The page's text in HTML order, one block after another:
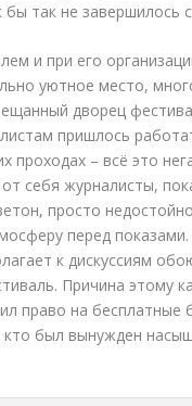
так не завершилось
и при его
уютное место,
дворец
пришлось
проходах – всё это
себя журналисты,
просто
перед
к дискуссиям
Причина этому
право на бесплатные
был вынужден